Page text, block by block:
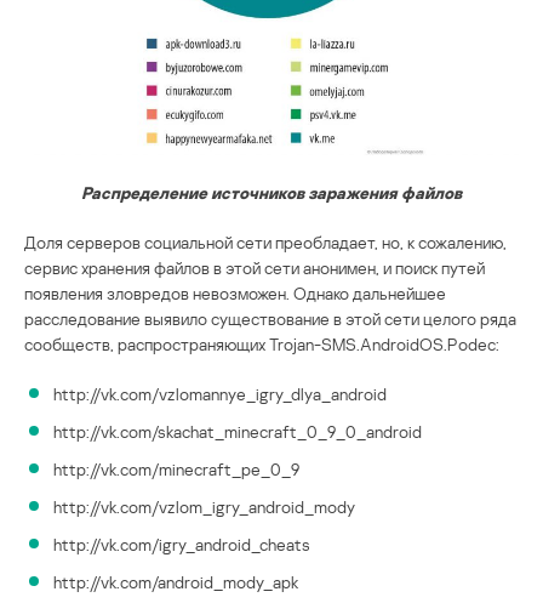
Распределение источников заражения файлов
Доля серверов социальной сети преобладает, но, к сожалению,
сервис хранения файлов в этой сети анонимен, и поиск путей
появления зловредов невозможен. Однако дальнейшее
расследование выявило существование в этой сети целого ряда
сообществ, распространяющих Trojan-SMS.AndroidOS.Podec:
http://vk.com/vzlomannye_igry_dlya_android
http://vk.com/skachat_minecraft_0_9_0_android
http://vk.com/minecraft_pe_0_9
http://vk.com/vzlom_igry_android_mody
http://vk.com/igry_android_cheats
http://vk.com/android_mody_apk